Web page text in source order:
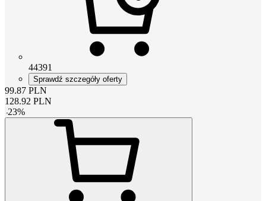
44391
Sprawdź szczegóły oferty
99.87 PLN
128.92 PLN
-23%